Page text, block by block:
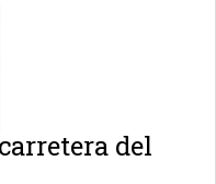
del